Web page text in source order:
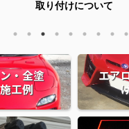
取り付けについて
・全塗
例
エア